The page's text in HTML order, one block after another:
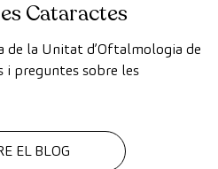
Cataractes
de la Unitat d’Oftalmologia de
i preguntes sobre les
EL BLOG